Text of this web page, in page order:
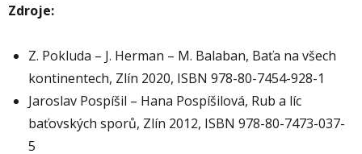
Zdroje:
Z. Pokluda – J. Herman – M. Balaban, Baťa na všech
kontinentech, Zlín 2020, ISBN 978-80-7454-928-1
Jaroslav Pospíšil – Hana Pospíšilová, Rub a líc
baťovských sporů, Zlín 2012, ISBN 978-80-7473-037-
5